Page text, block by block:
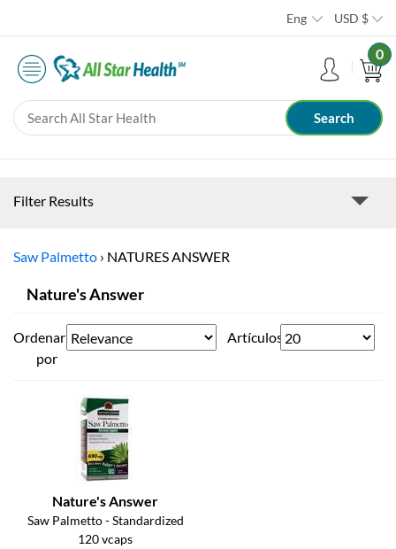
Eng USD $
0
Filter Results
Saw Palmetto › NATURES ANSWER
Nature's Answer
Ordenar
por
Artículos
Nature's Answer
Saw Palmetto - Standardized
120 vcaps